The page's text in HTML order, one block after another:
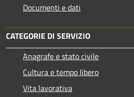
Documenti e dati
CATEGORIE DI SERVIZIO
Anagrafe e stato civile
Cultura e tempo libero
Vita lavorativa